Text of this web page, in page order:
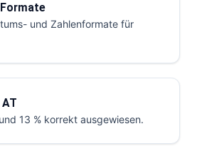
Formate
und Zahlenformate für
13 % korrekt ausgewiesen.